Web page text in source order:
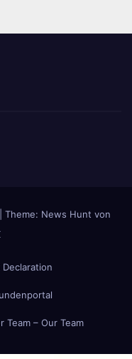
Theme: News Hunt von
Declaration
Team – Our Team